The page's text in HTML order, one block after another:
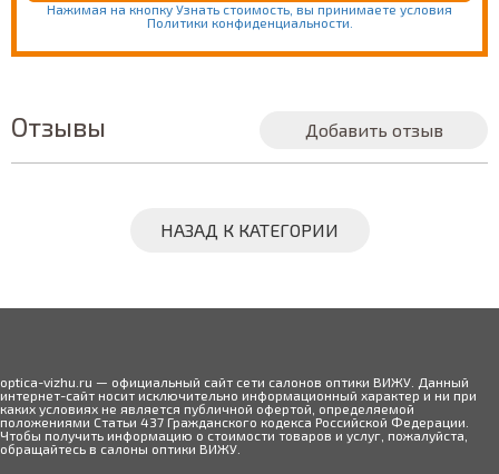
Нажимая на кнопку Узнать стоимость, вы принимаете условия
Политики конфиденциальности.
Отзывы Добавить отзыв
НАЗАД К КАТЕГОРИИ
optica-vizhu.ru — официальный сайт сети салонов оптики ВИЖУ. Данный
интернет-сайт носит исключительно информационный характер и ни при
каких условиях не является публичной офертой, определяемой
положениями Статьи 437 Гражданского кодекса Российской Федерации.
Чтобы получить информацию о стоимости товаров и услуг, пожалуйста,
обращайтесь в салоны оптики ВИЖУ.